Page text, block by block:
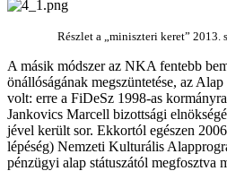
Részlet a „miniszteri keret” 2013.
A másik módszer az NKA fentebb
önállóságának megszüntetése, az
volt: erre a FiDeSz 1998-as
Jankovics Marcell bizottsági
jével került sor. Ekkortól egészen
lépéség) Nemzeti Kulturális
pénzügyi alap státuszától megfosztva